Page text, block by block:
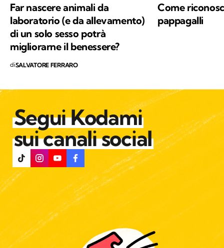
Far nascere animali da
laboratorio (e da allevamento)
di un solo sesso potrà
migliorarne il benessere?
diSALVATORE FERRARO
Come
pappagalli
Segui Kodami
sui canali social